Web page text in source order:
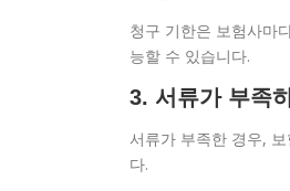
청구 기한은 보험사마
능할 수 있습니다.
3. 서류가 부족
서류가 부족한 경우,
다.